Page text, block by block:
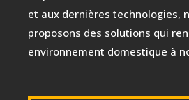
et aux dernières technologies,
proposons des solutions qui
environnement domestique à